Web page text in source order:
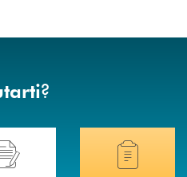
?
di assistenza immediata?
Hai bisogno di